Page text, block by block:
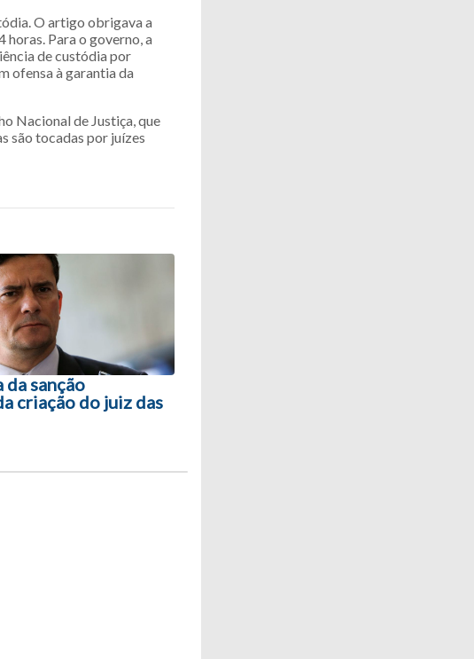
O artigo obrigava a
horas. Para o governo, a
de custódia por
ofensa à garantia da
Nacional de Justiça, que
são tocadas por juízes
sanção
criação do juiz das